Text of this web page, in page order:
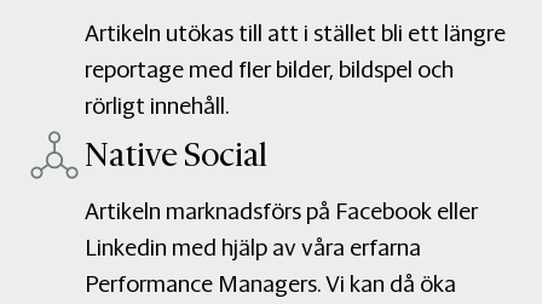
Artikeln utökas till att i stället bli ett längre
reportage med fler bilder, bildspel och
rörligt innehåll.
Native Social
Artikeln marknadsförs på Facebook eller
Linkedin med hjälp av våra erfarna
Performance Managers. Vi kan då öka